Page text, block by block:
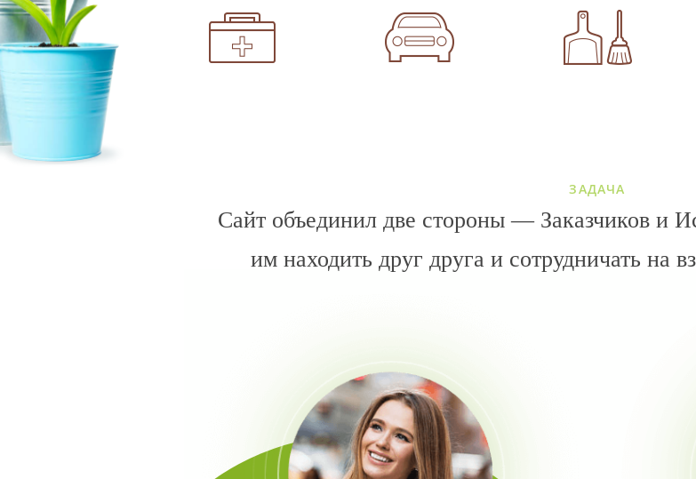
ЗАДАЧА
Сайт объединил две стороны — Заказчиков и
им находить друг друга и сотрудничать на